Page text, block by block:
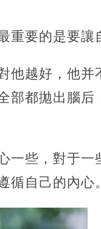
要的是要讓
他越好，他并
部都拋出腦后
一些，對于一
循自己的內心。